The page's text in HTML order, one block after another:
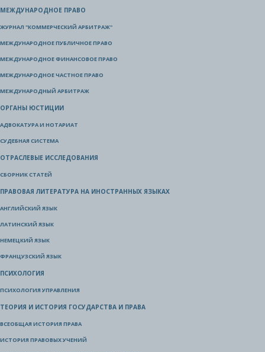
МЕЖДУНАРОДНОЕ ПРАВО
ЖУРНАЛ "КОММЕРЧЕСКИЙ АРБИТРАЖ"
МЕЖДУНАРОДНОЕ ПУБЛИЧНОЕ ПРАВО
МЕЖДУНАРОДНОЕ ФИНАНСОВОЕ ПРАВО
МЕЖДУНАРОДНОЕ ЧАСТНОЕ ПРАВО
МЕЖДУНАРОДНЫЙ АРБИТРАЖ
ОРГАНЫ ЮСТИЦИИ
АДВОКАТУРА И НОТАРИАТ
СУДЕБНАЯ СИСТЕМА
ОТРАСЛЕВЫЕ ИССЛЕДОВАНИЯ
СБОРНИК СТАТЕЙ
ПРАВОВАЯ ЛИТЕРАТУРА НА ИНОСТРАННЫХ ЯЗЫКАХ
АНГЛИЙСКИЙ ЯЗЫК
ЛАТИНСКИЙ ЯЗЫК
НЕМЕЦКИЙ ЯЗЫК
ФРАНЦУЗСКИЙ ЯЗЫК
ПСИХОЛОГИЯ
ПСИХОЛОГИЯ УПРАВЛЕНИЯ
ТЕОРИЯ И ИСТОРИЯ ГОСУДАРСТВА И ПРАВА
ВСЕОБЩАЯ ИСТОРИЯ ПРАВА
ИСТОРИЯ ПРАВОВЫХ УЧЕНИЙ